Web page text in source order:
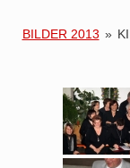
BILDER 2013 »